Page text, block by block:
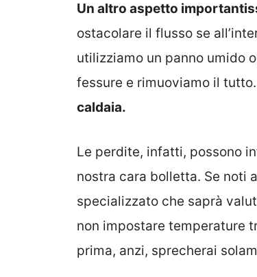
Un altro aspetto
ostacolare il flusso se
utilizziamo un panno umido
fessure e rimuoviamo il tutto.
caldaia.
Le perdite, infatti, possono
nostra cara bolletta. Se noti
specializzato che saprà
non impostare temperature
prima, anzi, sprecherai